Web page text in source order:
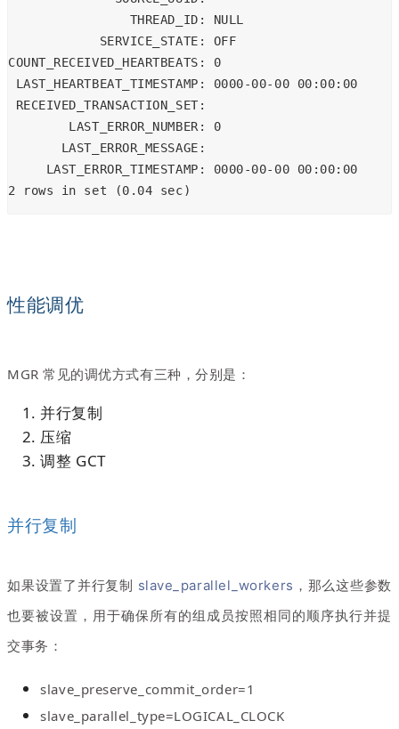
                THREAD_ID: NULL
            SERVICE_STATE: OFF
COUNT_RECEIVED_HEARTBEATS: 0
LAST_HEARTBEAT_TIMESTAMP: 0000-00-00 00:00:00
RECEIVED_TRANSACTION_SET:
        LAST_ERROR_NUMBER: 0
       LAST_ERROR_MESSAGE:
     LAST_ERROR_TIMESTAMP: 0000-00-00 00:00:00
2 rows in set (0.04 sec)
性能调优
MGR 常见的调优方式有三种，分别是：
并行复制
压缩
调整 GCT
并行复制
如果设置了并行复制 slave_parallel_workers ，那么这些参数
也要被设置，用于确保所有的组成员按照相同的顺序执行并提
交事务：
slave_preserve_commit_order=1
slave_parallel_type=LOGICAL_CLOCK